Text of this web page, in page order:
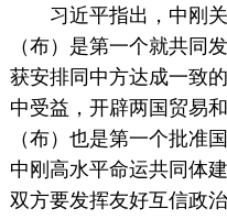
习近平指出，中刚关
（布）是第一个就共同
获安排同中方达成一致
中受益，开辟两国贸易
（布）也是第一个批准
中刚高水平命运共同体
双方要发挥友好互信政